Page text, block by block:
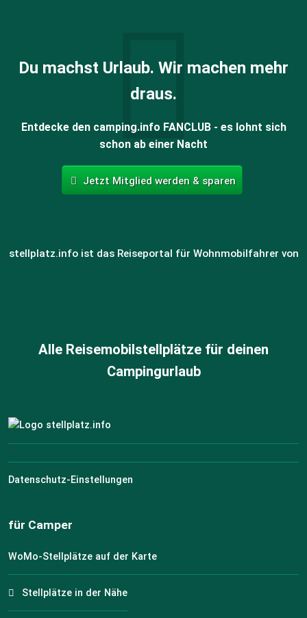
Du machst Urlaub. Wir machen mehr
draus.
Entdecke den camping.info FANCLUB - es lohnt sich
schon ab einer Nacht
Jetzt Mitglied werden & sparen
stellplatz.info ist das Reiseportal für Wohnmobilfahrer von
Alle Reisemobilstellplätze für deinen
Campingurlaub
Datenschutz-Einstellungen
für Camper
WoMo-Stellplätze auf der Karte
Stellplätze in der Nähe